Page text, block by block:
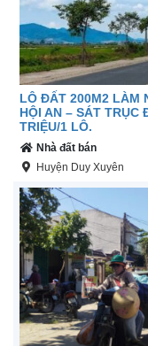
LÔ ĐẤT 200M2 LÀM
HỘI AN – SÁT TRỤC
TRIỆU/1 LÔ.
Nhà đất bán
Huyện Duy Xuyên